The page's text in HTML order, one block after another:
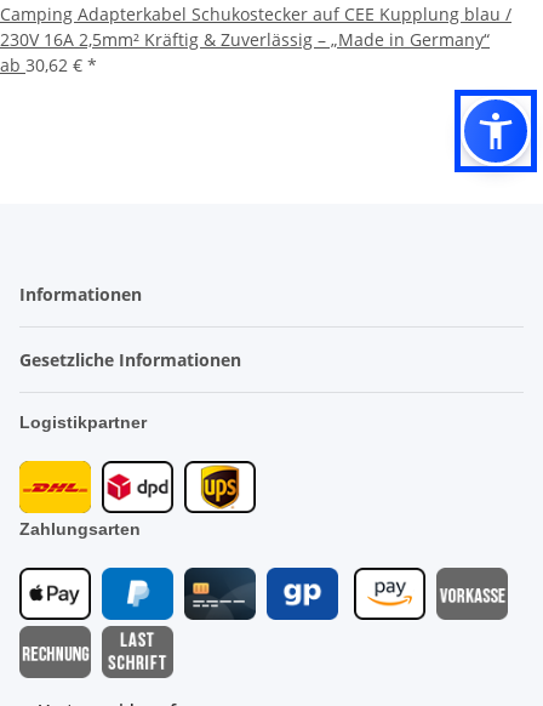
Camping Adapterkabel Schukostecker auf CEE Kupplung blau /
230V 16A 2,5mm² Kräftig & Zuverlässig – „Made in Germany“
ab 30,62 € *
Informationen
Gesetzliche Informationen
Logistikpartner
Zahlungsarten